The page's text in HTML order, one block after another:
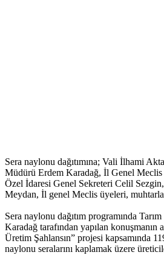
Sera naylonu dağıtımına; Vali İlhami
Müdürü Erdem Karadağ, İl Genel Meclis
Özel İdaresi Genel Sekreteri Celil
Meydan, İl genel Meclis üyeleri,
Sera naylonu dağıtım programında
Karadağ tarafından yapılan konuşmanın
Üretim Şahlansın” projesi kapsamında
naylonu seralarını kaplamak üzere